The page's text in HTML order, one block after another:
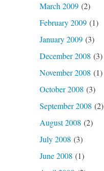
March 2009(2)
February 2009(1)
January 2009(3)
December 2008 (3)
November 2008 (1)
October 2008 (3)
September 2008 (2)
August 2008 (2)
July 2008 (3)
June 2008 (1)